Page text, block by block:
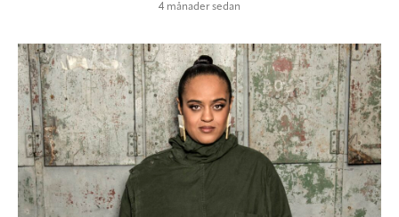
4 månader sedan